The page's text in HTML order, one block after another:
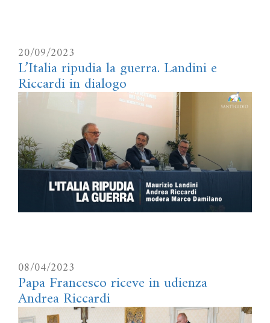
20/09/2023
L’Italia ripudia la guerra. Landini e
Riccardi in dialogo
08/04/2023
Papa Francesco riceve in udienza
Andrea Riccardi